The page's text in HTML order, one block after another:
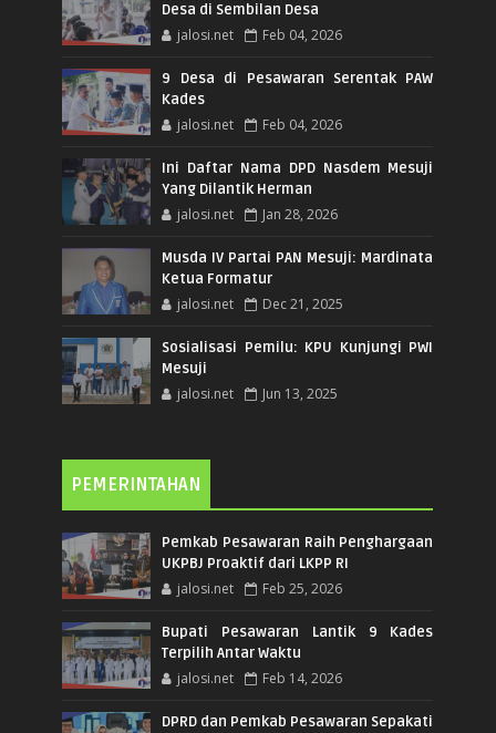
Desa di Sembilan Desa
jalosi.net Feb 04, 2026
9 Desa di Pesawaran Serentak PAW
Kades
jalosi.net Feb 04, 2026
Ini Daftar Nama DPD Nasdem Mesuji
Yang Dilantik Herman
jalosi.net Jan 28, 2026
Musda IV Partai PAN Mesuji: Mardinata
Ketua Formatur
jalosi.net Dec 21, 2025
Sosialisasi Pemilu: KPU Kunjungi PWI
Mesuji
jalosi.net Jun 13, 2025
PEMERINTAHAN
Pemkab Pesawaran Raih Penghargaan
UKPBJ Proaktif dari LKPP RI
jalosi.net Feb 25, 2026
Bupati Pesawaran Lantik 9 Kades
Terpilih Antar Waktu
jalosi.net Feb 14, 2026
DPRD dan Pemkab Pesawaran Sepakati